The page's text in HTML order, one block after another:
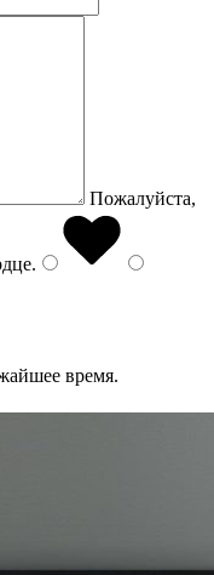
Пожалуйста,
.
время.